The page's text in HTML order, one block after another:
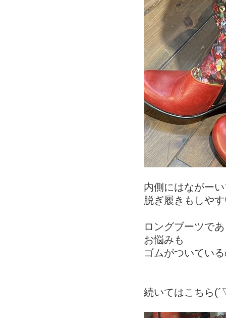
内側にはながー
脱ぎ履きもしや
ロングブーツで
お悩みも
ゴムがついてい
続いてはこちら